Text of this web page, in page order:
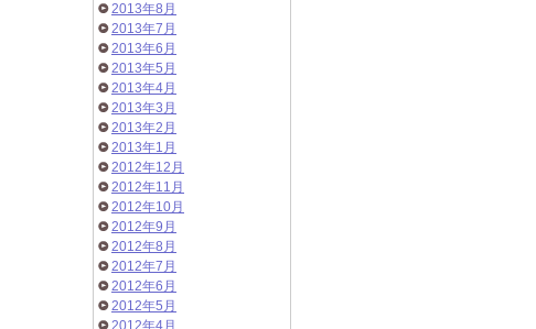
2013年8月
2013年7月
2013年6月
2013年5月
2013年4月
2013年3月
2013年2月
2013年1月
2012年12月
2012年11月
2012年10月
2012年9月
2012年8月
2012年7月
2012年6月
2012年5月
2012年4月